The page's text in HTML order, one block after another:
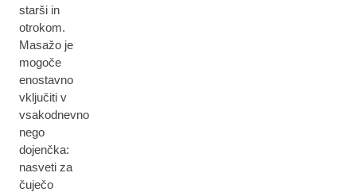
starši in
otrokom.
Masažo je
mogoče
enostavno
vključiti v
vsakodnevno
nego
dojenčka:
nasveti za
čuječo